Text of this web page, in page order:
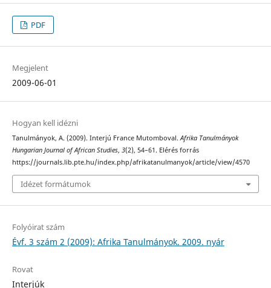
PDF
Megjelent
2009-06-01
Hogyan kell idézni
Tanulmányok, A. (2009). Interjú France Mutomboval.Afrika Tanulmányok
Hungarian Journal of African Studies, 3(2), 54–61. Elérés forrás
https://journals.lib.pte.hu/index.php/afrikatanulmanyok/article/view/4570
Idézet formátumok
Folyóirat szám
Évf. 3 szám 2 (2009): Afrika Tanulmányok. 2009. nyár
Rovat
Interjúk